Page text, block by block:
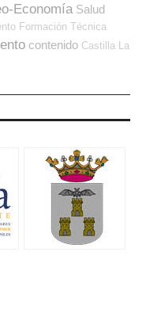
Economía Salud
Formación Técnica
contenido Castilla La